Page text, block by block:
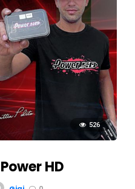
526
HD